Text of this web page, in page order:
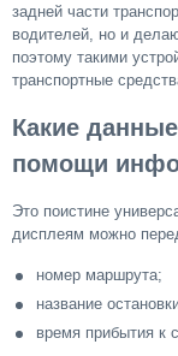
задней части
водителей, но и
поэтому такими
транспортные
Какие
помощи
Это поистине
дисплеям можно
номер маршрута;
название
время прибытия к